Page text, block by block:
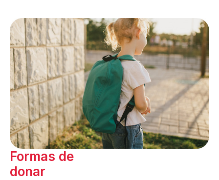
Formas de
donar